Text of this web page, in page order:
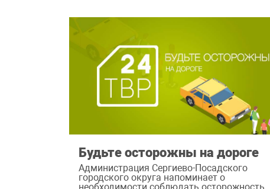
Будьте осторожны на дороге
Администрация Сергиево-Посадского
городского округа напоминает о
необходимости соблюдать осторожность